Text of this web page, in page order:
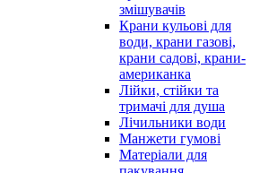
змішувачів
Крани кульові для
води, крани газові,
крани садові, крани-
американка
Лійки, стійки та
тримачі для душа
Лічильники води
Манжети гумові
Матеріали для